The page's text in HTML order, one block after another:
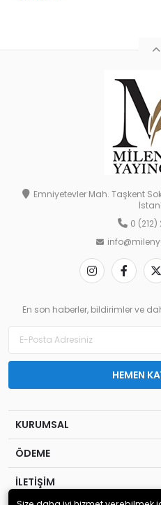
Emniyetevler Mah. Taşkent
0 (212)
En son haberler, bildirimler ve
HEMEN
KURUMSAL
ÖDEME
İLETİŞİM